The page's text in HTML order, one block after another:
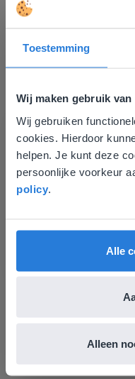
Toestemming
Wij maken gebruik van
Wij gebruiken
cookies. Hierdoor
helpen. Je kunt deze
persoonlijke voorkeur
policy
Alle
Alleen
Gynzy maakt het
leerlingen. Bovendien
om echt elke leerling
Zinloos tijdsverlies
werkblaadjes maken
Juf Els
Deze
overeen
Gezien je locatie,
liever naar de
English